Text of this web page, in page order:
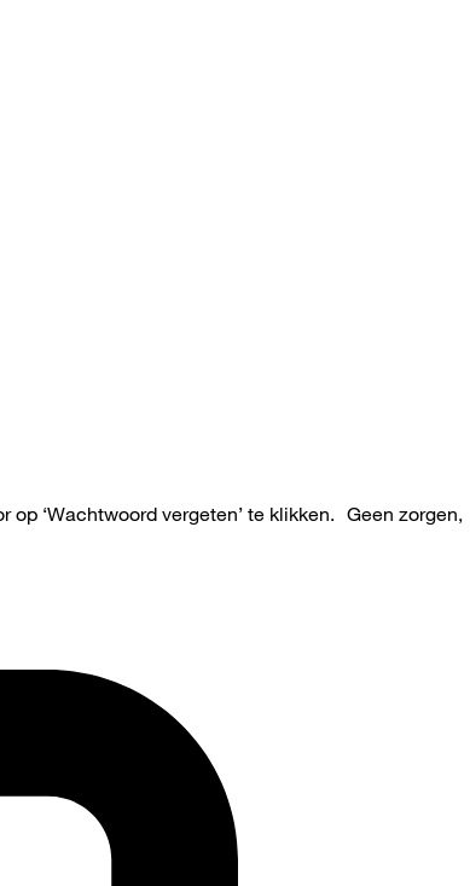
‘Wachtwoord vergeten’ te klikken. Geen zorgen,